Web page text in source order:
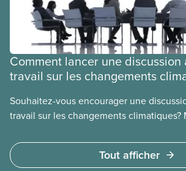
Comment lancer une discussion
travail sur les changements
Souhaitez-vous encourager une
travail sur les changements climatiques?
changements climatiques du SCFP est
pour entamer cette conversation.
Tout afficher